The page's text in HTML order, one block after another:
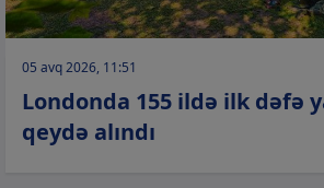
05 avq 2026, 11:51
Londonda 155 ildə ilk dəfə
qeydə alındı